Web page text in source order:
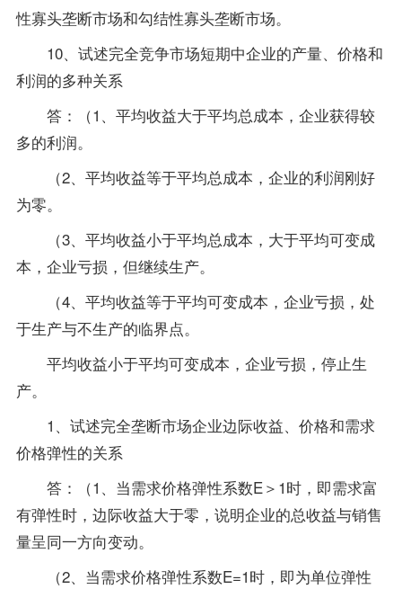
性寡头垄断市场和勾结性寡头垄断市场。
10、试述完全竞争市场短期中企业的产量、价格和
利润的多种关系
答：（1、平均收益大于平均总成本，企业获得较
多的利润。
（2、平均收益等于平均总成本，企业的利润刚好
为零。
（3、平均收益小于平均总成本，大于平均可变成
本，企业亏损，但继续生产。
（4、平均收益等于平均可变成本，企业亏损，处
于生产与不生产的临界点。
平均收益小于平均可变成本，企业亏损，停止生
产。
1、试述完全垄断市场企业边际收益、价格和需求
价格弹性的关系
答：（1、当需求价格弹性系数E＞1时，即需求富
有弹性时，边际收益大于零，说明企业的总收益与销售
量呈同一方向变动。
（2、当需求价格弹性系数E=1时，即为单位弹性